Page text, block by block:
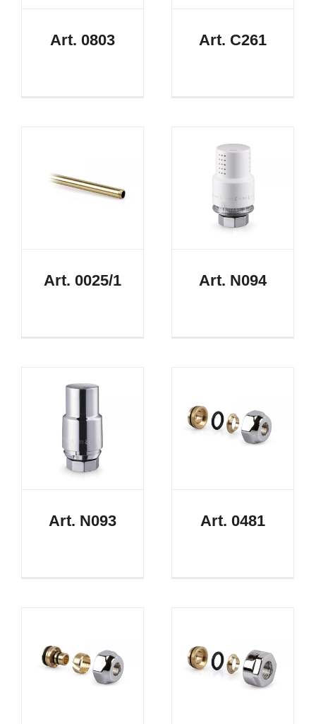
Art. 0803 Art. C261
Art. 0025/1 Art. N094
Art. N093 Art. 0481